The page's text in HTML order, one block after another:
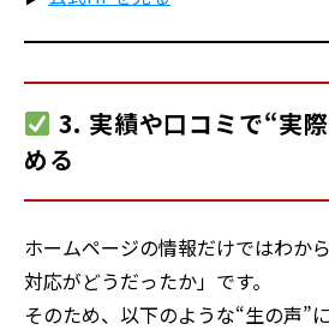
3. 実績や口コミで“実
める
ホームページの情報だけではわか
対応がどうだったか」です。
そのため、以下のような“生の声”